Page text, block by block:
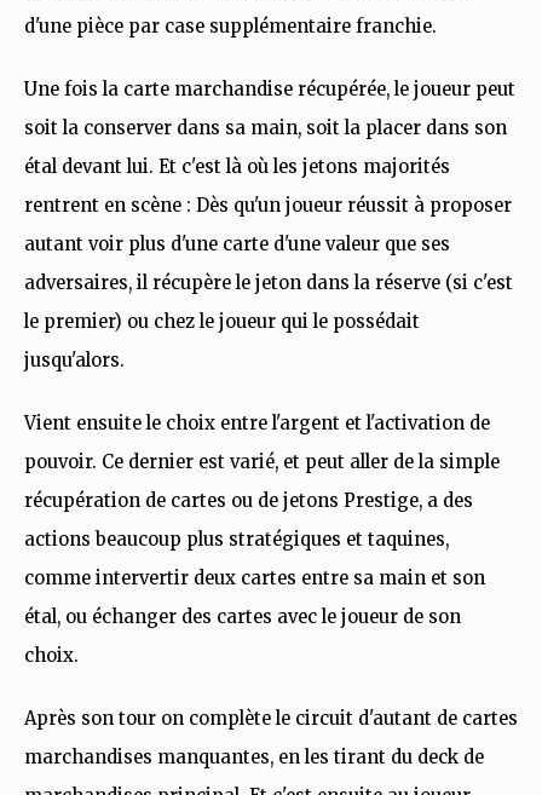
d'une pièce par case supplémentaire franchie.
Une fois la carte marchandise récupérée, le joueur peut
soit la conserver dans sa main, soit la placer dans son
étal devant lui. Et c'est là où les jetons majorités
rentrent en scène : Dès qu'un joueur réussit à proposer
autant voir plus d'une carte d'une valeur que ses
adversaires, il récupère le jeton dans la réserve (si c'est
le premier) ou chez le joueur qui le possédait
jusqu'alors.
Vient ensuite le choix entre l'argent et l'activation de
pouvoir. Ce dernier est varié, et peut aller de la simple
récupération de cartes ou de jetons Prestige, a des
actions beaucoup plus stratégiques et taquines,
comme intervertir deux cartes entre sa main et son
étal, ou échanger des cartes avec le joueur de son
choix.
Après son tour on complète le circuit d'autant de cartes
marchandises manquantes, en les tirant du deck de